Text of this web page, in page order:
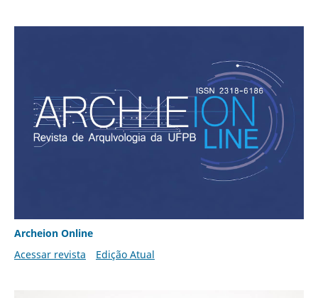
Archeion Online
Acessar revista
Edição Atual